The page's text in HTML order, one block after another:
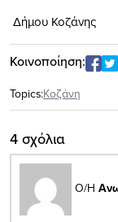
Δήμου Κοζάνης
Κοινοποίηση:
Topics:Κοζάνη
4 σχόλια
Ο/Η